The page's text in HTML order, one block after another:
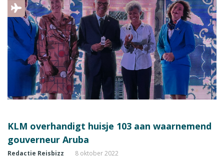
ze in gesprek met Luchtvaartnieuws Magazine.
KLM overhandigt huisje 103 aan waarnemend
gouverneur Aruba
Redactie Reisbizz 8 oktober 2022